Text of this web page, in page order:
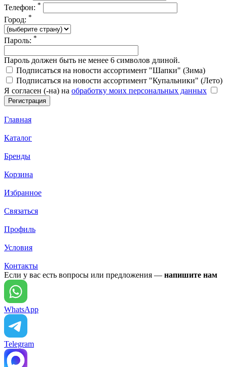
Телефон: *
Город: *
Пароль: *
Пароль должен быть не менее 6 символов длиной.
Подписаться на новости ассортимент "Шапки" (Зима)
Подписаться на новости ассортимент "Купальники" (Лето)
Я согласен (-на) на обработку моих персональных данных
Главная
Каталог
Бренды
Корзина
Избранное
Связаться
Профиль
Условия
Контакты
Если у вас есть вопросы или предложения — напишите нам
WhatsApp
Telegram